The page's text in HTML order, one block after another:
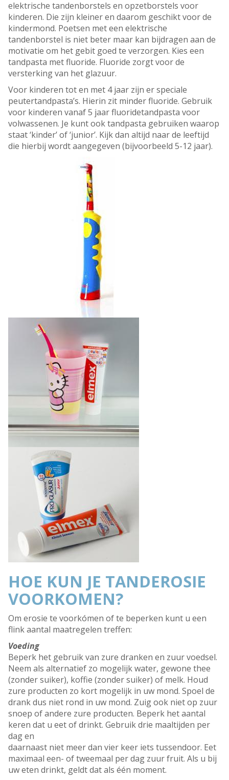
elektrische tandenborstels en opzetborstels voor
kinderen. Die zijn kleiner en daarom geschikt voor de
kindermond. Poetsen met een elektrische
tandenborstel is niet beter maar kan bijdragen aan de
motivatie om het gebit goed te verzorgen. Kies een
tandpasta met fluoride. Fluoride zorgt voor de
versterking van het glazuur.
Voor kinderen tot en met 4 jaar zijn er speciale
peutertandpasta’s. Hierin zit minder fluoride. Gebruik
voor kinderen vanaf 5 jaar fluoridetandpasta voor
volwassenen. Je kunt ook tandpasta gebruiken waarop
staat ‘kinder’ of ‘junior’. Kijk dan altijd naar de leeftijd
die hierbij wordt aangegeven (bijvoorbeeld 5-12 jaar).
HOE KUN JE TANDEROSIE
VOORKOMEN?
Om erosie te voorkómen of te beperken kunt u een
flink aantal maatregelen treffen:
Voeding
Beperk het gebruik van zure dranken en zuur voedsel.
Neem als alternatief zo mogelijk water, gewone thee
(zonder suiker), koffie (zonder suiker) of melk. Houd
zure producten zo kort mogelijk in uw mond. Spoel de
drank dus niet rond in uw mond. Zuig ook niet op zuur
snoep of andere zure producten. Beperk het aantal
keren dat u eet of drinkt. Gebruik drie maaltijden per
dag en
daarnaast niet meer dan vier keer iets tussendoor. Eet
maximaal een- of tweemaal per dag zuur fruit. Als u bij
uw eten drinkt, geldt dat als één moment.